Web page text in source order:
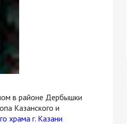
в районе Дербышки
Казанского и
храма г. Казани